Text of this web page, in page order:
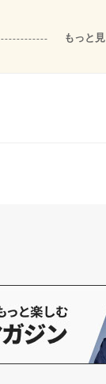
もっと